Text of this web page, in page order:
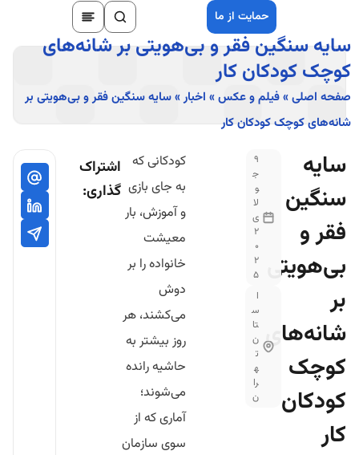
حمایت از ما
سایه سنگین فقر و بی‌هویتی بر شانه‌های
کوچک کودکان کار
صفحه اصلی»فیلم و عکس» اخبار»سایه سنگین فقر و بی‌هویتی بر
شانه‌های کوچک کودکان کار
سایه
سنگین
فقر و
بی‌هویتی
بر
شانه‌های
کوچک
کودکان
کار
9
ج
و
لا
ی
2
0
2
5
ا
س
تا
ن
ت
ه
را
ن
کودکانی که
به جای بازی
و آموزش، بار
معیشت
خانواده را بر
دوش
می‌کشند، هر
روز بیشتر به
حاشیه رانده
می‌شوند؛
آماری که از
سوی سازمان
اشتراک
گذاری: